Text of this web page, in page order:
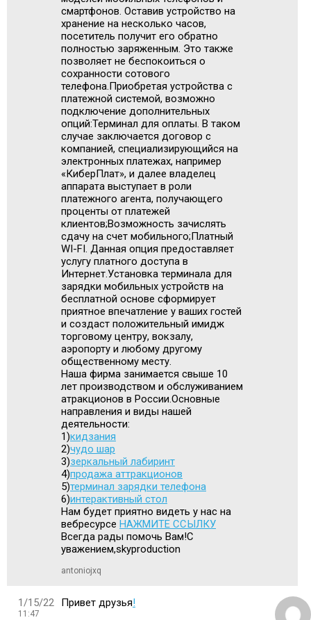
смартфонов. Оставив устройство на
хранение на несколько часов,
посетитель получит его обратно
полностью заряженным. Это также
позволяет не беспокоиться о
сохранности сотового
телефона.Приобретая устройства с
платежной системой, возможно
подключение дополнительных
опций:Терминал для оплаты. В таком
случае заключается договор с
компанией, специализирующийся на
электронных платежах, например
«КиберПлат», и далее владелец
аппарата выступает в роли
платежного агента, получающего
проценты от платежей
клиентов;Возможность зачислять
сдачу на счет мобильного;Платный
WI-FI. Данная опция предоставляет
услугу платного доступа в
Интернет.Установка терминала для
зарядки мобильных устройств на
бесплатной основе сформирует
приятное впечатление у ваших гостей
и создаст положительный имидж
торговому центру, вокзалу,
аэропорту и любому другому
общественному месту.
Наша фирма занимается свыше 10
лет производством и обслуживанием
атракционов в России.Основные
направления и виды нашей
деятельности:
1)кидзания
2)чудо шар
3)зеркальный лабиринт
4)продажа аттракционов
5)терминал зарядки телефона
6)интерактивный стол
Нам будет приятно видеть у нас на
вебресурсе НАЖМИТЕ ССЫЛКУ
Всегда рады помочь Вам!С
уважением,skyproduction
antoniojxq
1/15/22
11:47
Привет друзья!